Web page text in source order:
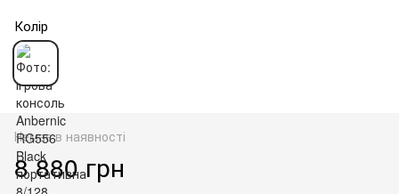
Колір
Немає в наявності
8 880 грн